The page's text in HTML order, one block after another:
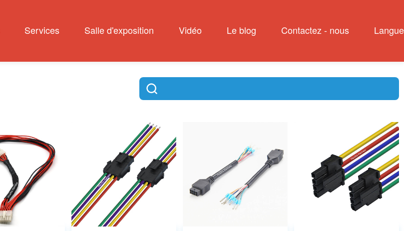
Services Salle d'exposition Vidéo Le blog Contactez - nous Langue